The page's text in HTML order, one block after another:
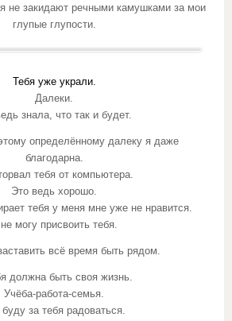
не закидают речными камушками за мои
глупые глупости.
Тебя уже украли.
Далеки.
знала, что так и будет.
определённому далеку я даже
благодарна.
тебя от компьютера.
Это ведь хорошо.
тебя у меня мне уже не нравится.
могу присвоить тебя.
всё время быть рядом.
должна быть своя жизнь.
Учёба-работа-семья.
за тебя радоваться.